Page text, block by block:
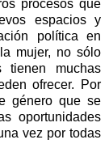
procesos que
espacios y
política en
mujer, no sólo
tienen muchas
ofrecer. Por
género que se
oportunidades
vez por todas